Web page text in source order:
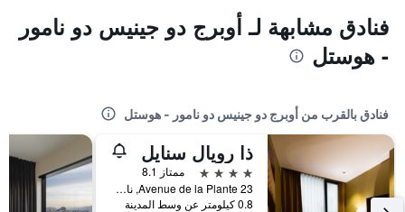
فنادق مشابهة لـ أوبرج دو جينيس دو نامور
- هوستل
فنادق بالقرب من أوبرج دو جينيس دو نامور - هوستل
ذا رويال سنايل
4 نجوم
ممتاز 8.1
Avenue de la Plante 23, نامور, بلجيكا
0.8 كيلومتر عن وسط المدينة